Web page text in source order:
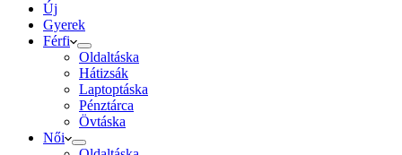
Új
Gyerek
Férfi
Oldaltáska
Hátizsák
Laptoptáska
Pénztárca
Övtáska
Női